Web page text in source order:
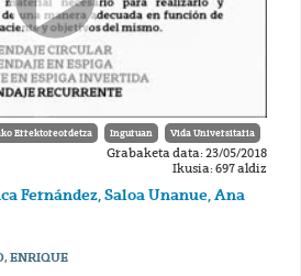
Errektoreordetza Inguruan Vida Universitaria
Grabaketa data: 23/05/2018
Ikusia: 697 aldiz
Fernández, Saloa Unanue, Ana
ENRIQUE